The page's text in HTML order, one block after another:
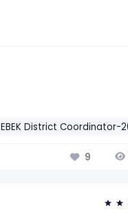
EBEK District Coordinator-
9